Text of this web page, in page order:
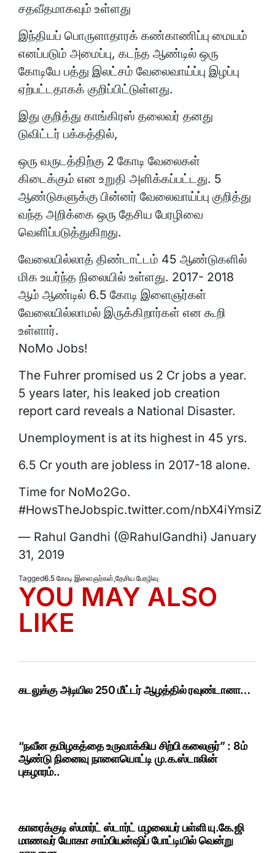
சதவீதமாகவும் உள்ளது
இந்தியப் பொருளாதாரக் கண்காணிப்பு மையம்
எனப்படும் அமைப்பு, கடந்த ஆண்டில் ஒரு
கோடியே பத்து இலட்சம் வேலைவாய்ப்பு இழப்பு
ஏற்பட்டதாகக் குறிப்பிட்டுள்ளது.
இது குறித்து காங்கிரஸ் தலைவர் தனது
டுவிட்டர் பக்கத்தில்,
ஒரு வருடத்திற்கு 2 கோடி வேலைகள்
கிடைக்கும் என உறுதி அளிக்கப்பட்டது. 5
ஆண்டுகளுக்கு பின்னர் வேலைவாய்ப்பு குறித்து
வந்த அறிக்கை ஒரு தேசிய பேரழிவை
வெளிப்படுத்துகிறது.
வேலையில்லாத் திண்டாட்டம் 45 ஆண்டுகளில்
மிக உயர்ந்த நிலையில் உள்ளது. 2017- 2018
ஆம் ஆண்டில் 6.5 கோடி இளைஞர்கள்
வேலையில்லாமல் இருக்கிறார்கள் என கூறி
உள்ளார்.
NoMo Jobs!
The Fuhrer promised us 2 Cr jobs a year.
5 years later, his leaked job creation
report card reveals a National Disaster.
Unemployment is at its highest in 45 yrs.
6.5 Cr youth are jobless in 2017-18 alone.
Time for NoMo2Go.
#HowsTheJobspic.twitter.com/nbX4iYmsiZ
— Rahul Gandhi (@RahulGandhi) January
31, 2019
Tagged6.5 கோடி இளைஞர்கள்,தேசிய பேரழிவு
YOU MAY ALSO
LIKE
கடலுக்கு அடியில 250 மீட்டர் ஆழத்தில் ரவுண்டானா…
“நவீன தமிழகத்தை உருவாக்கிய சிற்பி கலைஞர்” : 8ம்
ஆண்டு நினைவு நாளையொட்டி மு.க.ஸ்டாலின்
புகழாரம்..
காரைக்குடி ஸ்மார்ட் ஸ்டார்ட் மழலையர் பள்ளி யு.கே.ஜி
மாணவர் யோகா சாம்பியன்ஷிப் போட்டியில் வென்று